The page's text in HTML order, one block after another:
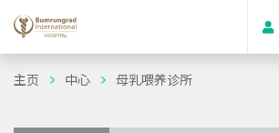
主页 中心 母乳喂养诊所